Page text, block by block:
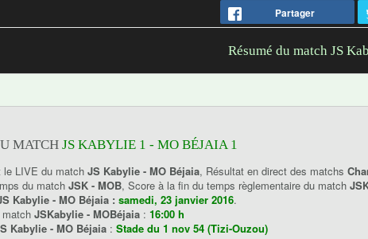
Partager
Résumé du match JS
MATCH JS KABYLIE 1 - MO BÉJAIA 1
LIVE du match JS Kabylie - MO Béjaia, Résultat en direct des matchs
du match JSK - MOB, Score à la fin du temps règlementaire du match
Kabylie - MO Béjaia : samedi, 23 janvier 2016.
match JSKabylie - MOBéjaia : 16:00 h
Kabylie - MO Béjaia : Stade du 1 nov 54 (Tizi-Ouzou)